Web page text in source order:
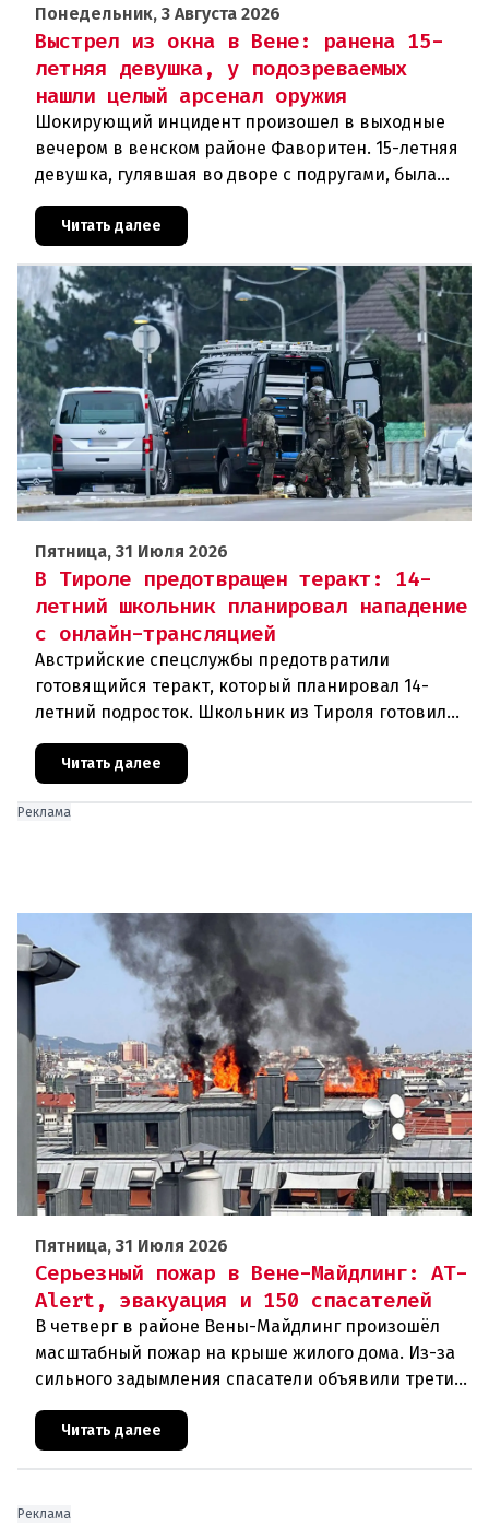
Понедельник, 3 Августа 2026
Выстрел из окна в Вене: ранена 15-
летняя девушка, у подозреваемых
нашли целый арсенал оружия
Шокирующий инцидент произошел в выходные
вечером в венском районе Фаворитен. 15-летняя
девушка, гулявшая во дворе с подругами, была
ранена выстрелом из пневматического оружия.
Полиция задержала двух п
Читать далее
Пятница, 31 Июля 2026
В Тироле предотвращен теракт: 14-
летний школьник планировал нападение
с онлайн-трансляцией
Австрийские спецслужбы предотвратили
готовящийся теракт, который планировал 14-
летний подросток. Школьник из Тироля готовил
нападение на религиозные учреждения и
намеревался транслировать свои действи
Читать далее
Реклама
Пятница, 31 Июля 2026
Серьезный пожар в Вене-Майдлинг: AT-
Alert, эвакуация и 150 спасателей
В четверг в районе Вены-Майдлинг произошёл
масштабный пожар на крыше жилого дома. Из-за
сильного задымления спасатели объявили третий
уровень тревоги и задействовали 36 единиц
техники. Огонь удалось п
Читать далее
Реклама